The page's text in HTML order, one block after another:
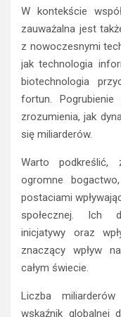
W kontekście
zauważalna jest
z nowoczesnymi
jak technologia
biotechnologia
fortun.
zrozumienia, jak
się miliarderów.
Warto podkreślić,
ogromne
postaciami
społecznej. Ich
inicjatywy oraz
znaczący wpływ
całym świecie.
Liczba
wskaźnik globalnej